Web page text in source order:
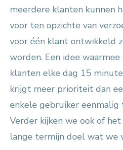
meerdere klanten kunnen
voor ten opzichte van
voor één klant ontwikkeld
worden. Een idee waarmee
klanten elke dag 15
krijgt meer prioriteit dan
enkele gebruiker
Verder kijken we ook of
lange termijn doel wat we